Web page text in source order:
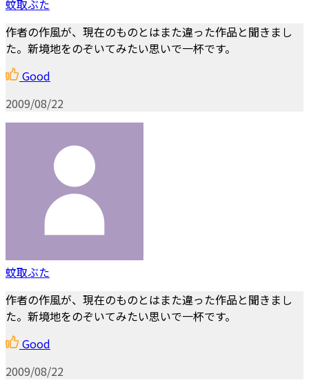
蚊取ぶた
作者の作風が、現在のものとはまた違った作品と聞きまし
た。新境地をのぞいてみたい思いで一杯です。
Good
2009/08/22
蚊取ぶた
作者の作風が、現在のものとはまた違った作品と聞きまし
た。新境地をのぞいてみたい思いで一杯です。
Good
2009/08/22